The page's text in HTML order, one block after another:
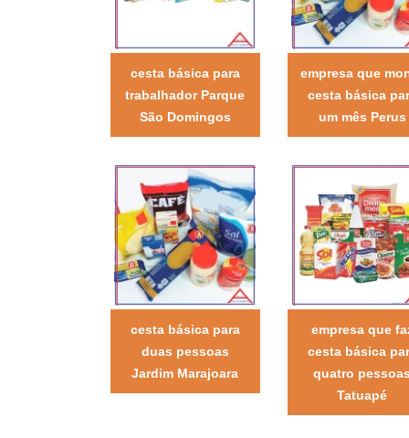
cesta básica para
trabalhador Parque
São Domingos
empresa que
cesta básica
um mês Perus
cesta básica para
duas pessoas
Jardim Marajoara
empresa que
cesta básica
quatro
Tatuapé